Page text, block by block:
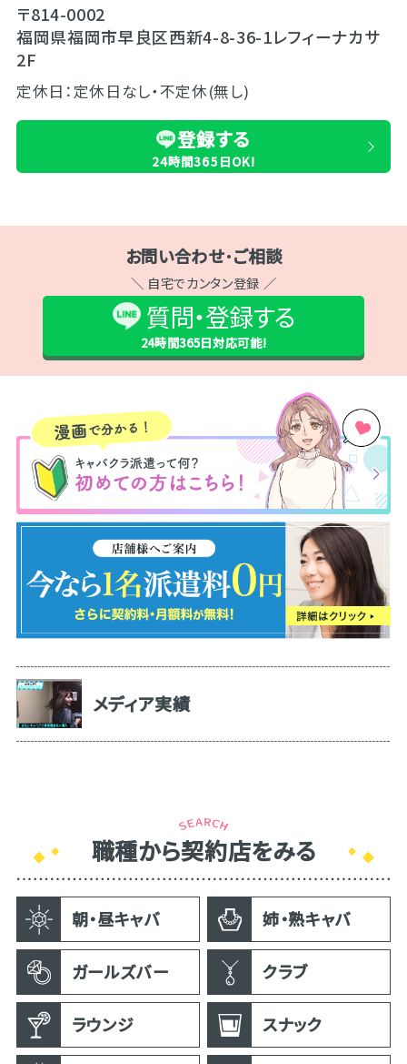
〒814-0002
福岡県福岡市早良区西新4-8-36-1レフィーナカサ
2F
定休日：定休日なし・不定休(無し)
登録する
24時間365日OK!
お問い合わせ･ご相談
＼ 自宅でカンタン登録 ／
質問・登録する
24時間365日対応可能!
メディア実績
職種から契約店をみる
朝・昼キャバ 姉・熟キャバ
ガールズバー クラブ
ラウンジ スナック